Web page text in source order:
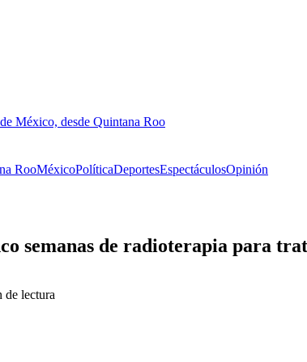
México, desde Quintana Roo
RooMéxicoPolíticaDeportesEspectáculosOpinión
semanas de radioterapia para
de lectura